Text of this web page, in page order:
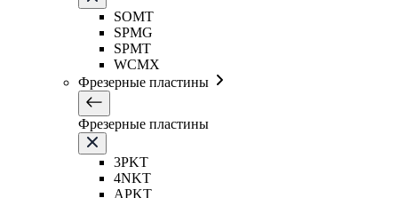
SOMT
SPMG
SPMT
WCMX
Фрезерные пластины
Фрезерные пластины
3PKT
4NKT
APKT